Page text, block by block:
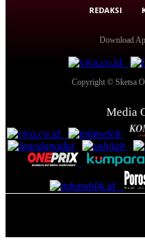
REDAKSI
Download
Copyright © Sketsa
Media